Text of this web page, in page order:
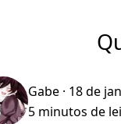
Gabe · 18 de
5 minutos de